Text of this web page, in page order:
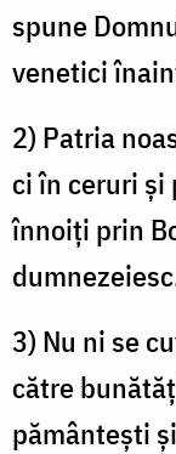
spune
venetici
2) Patria
ci în ceruri şi
înnoiţi prin
3) Nu ni se
către
pământeşti